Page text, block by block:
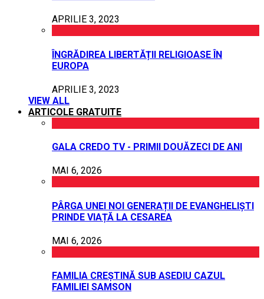
APRILIE 3, 2023
ÎNGRĂDIREA LIBERTĂȚII RELIGIOASE ÎN
EUROPA
APRILIE 3, 2023
VIEW ALL
ARTICOLE GRATUITE
GALA CREDO TV - PRIMII DOUĂZECI DE ANI
MAI 6, 2026
PÂRGA UNEI NOI GENERAȚII DE EVANGHELIȘTI
PRINDE VIAȚĂ LA CESAREA
MAI 6, 2026
FAMILIA CREȘTINĂ SUB ASEDIU CAZUL
FAMILIEI SAMSON